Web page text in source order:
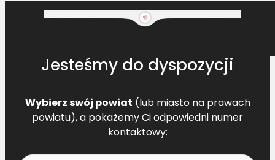
Jesteśmy do dyspozycji
Wybierz swój powiat (lub miasto na prawach
powiatu), a pokażemy Ci odpowiedni numer
kontaktowy: